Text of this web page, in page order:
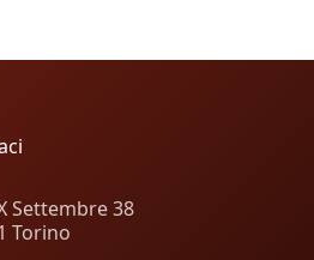
Settembre 38
Torino